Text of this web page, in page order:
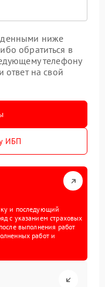
ниже
обратиться в
телефону
ответ на свой
ИБП
и последующий
с указанием страховых
выполнения работ
работ и